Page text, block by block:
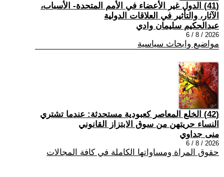
(41) الدول غير الأعضاء في الأمم المتحدة- الأسباب،
الآثار، والتأثير في العلاقات الدولية
عبدالحكيم سليمان وادي
2026 / 8 / 6
مواضيع وابحاث سياسية
(42) الخلع المعاصر كعبودية مستحدثة: عندما تشتري
النساء حريتهن من سوق الابتزاز القانوني
منى جداوي
2026 / 8 / 6
حقوق المراة ومساواتها الكاملة في كافة المجالات